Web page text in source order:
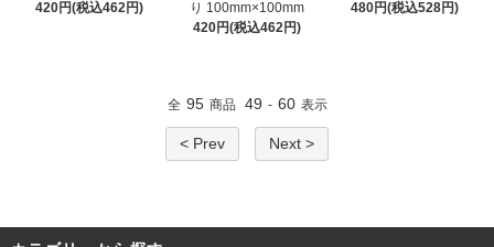
420円(税込462円)
り 100mm×100mm
420円(税込462円)
480円(税込528円)
全 95 商品 49 - 60 表示
< Prev Next >